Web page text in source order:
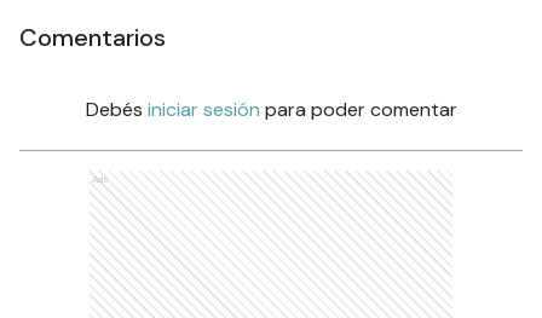
Comentarios
Debés iniciar sesión para poder comentar
Ads